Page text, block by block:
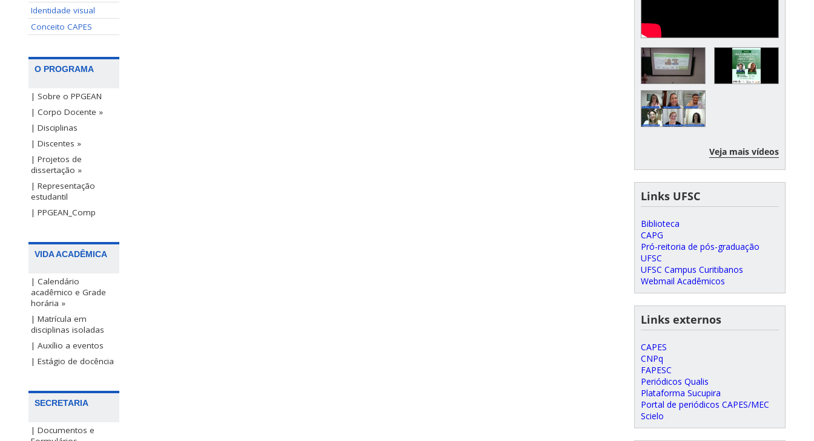
Identidade visual
Conceito CAPES
O PROGRAMA
| Sobre o PPGEAN
| Corpo Docente »
| Disciplinas
| Discentes »
| Projetos de
dissertação »
| Representação
estudantil
| PPGEAN_Comp
VIDA ACADÊMICA
| Calendário
acadêmico e Grade
horária »
| Matrícula em
disciplinas isoladas
| Auxílio a eventos
| Estágio de docência
SECRETARIA
| Documentos e
Veja mais vídeos
Links UFSC
Biblioteca
CAPG
Pró-reitoria de pós-graduação
UFSC
UFSC Campus Curitibanos
Webmail Acadêmicos
Links externos
CAPES
CNPq
FAPESC
Periódicos Qualis
Plataforma Sucupira
Portal de periódicos CAPES/MEC
Scielo